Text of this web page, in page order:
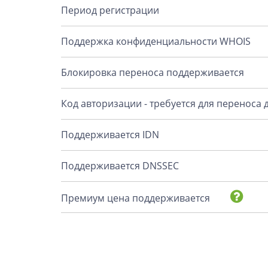
Период регистрации
Поддержка конфиденциальности WHOIS
Блокировка переноса поддерживается
Код авторизации - требуется для переноса
Поддерживается IDN
Поддерживается DNSSEC
Премиум цена поддерживается